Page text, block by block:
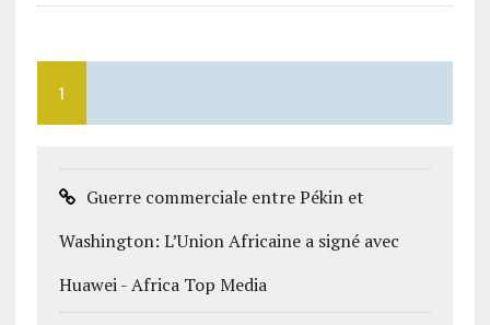
1
Guerre commerciale entre Pékin et
Washington: L’Union Africaine a signé avec
Huawei - Africa Top Media